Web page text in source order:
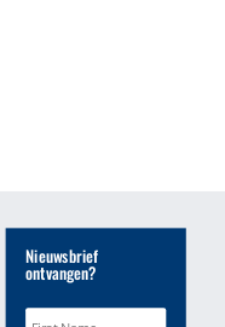
Nieuwsbrief
ontvangen?